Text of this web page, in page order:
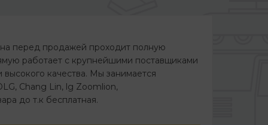
перед продажей проходит полную
работает с крупнейшими поставщиками
качества. Мы занимается
Chang Lin, lg Zoomlion,
до т.к бесплатная.